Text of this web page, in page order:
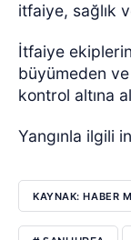
itfaiye, sağlık
İtfaiye
büyümeden
kontrol altına
Yangınla ilgili
KAYNAK: HABER